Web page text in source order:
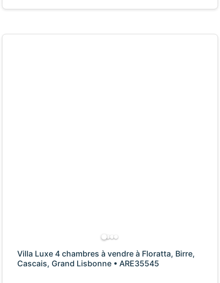
Villa Luxe 4 chambres à vendre à Floratta, Birre,
Cascais, Grand Lisbonne • ARE35545